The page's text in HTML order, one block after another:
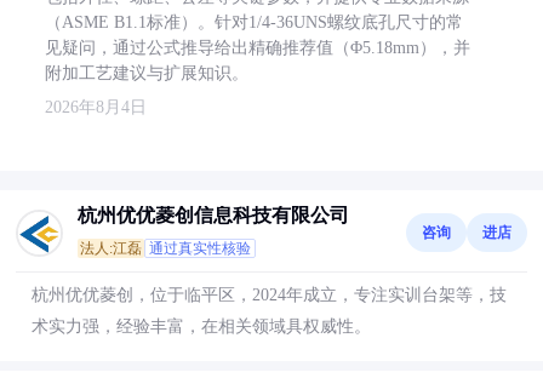
（ASME B1.1标准）。针对1/4-36UNS螺纹底孔尺寸的常
见疑问，通过公式推导给出精确推荐值（Φ5.18mm），并
附加工艺建议与扩展知识。
2026年8月4日
杭州优优菱创信息科技有限公司
法人:江磊 通过真实性核验
咨询 进店
杭州优优菱创，位于临平区，2024年成立，专注实训台架等，技
术实力强，经验丰富，在相关领域具权威性。